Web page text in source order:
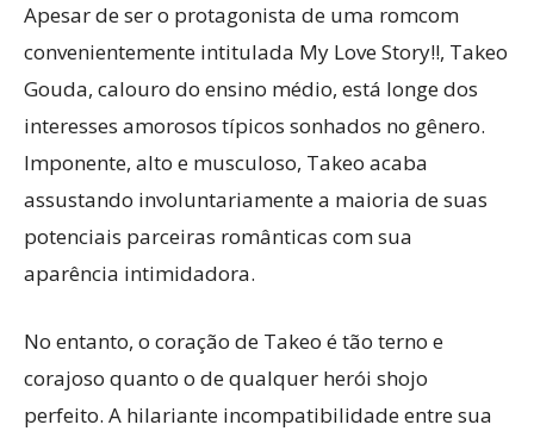
Apesar de ser o protagonista de uma romcom
convenientemente intitulada My Love Story!!, Takeo
Gouda, calouro do ensino médio, está longe dos
interesses amorosos típicos sonhados no gênero.
Imponente, alto e musculoso, Takeo acaba
assustando involuntariamente a maioria de suas
potenciais parceiras românticas com sua
aparência intimidadora.
No entanto, o coração de Takeo é tão terno e
corajoso quanto o de qualquer herói shojo
perfeito. A hilariante incompatibilidade entre sua